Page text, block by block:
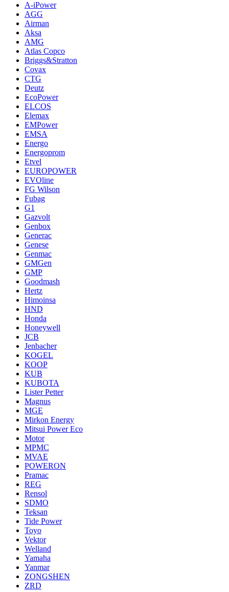
A-iPower
AGG
Airman
Aksa
AMG
Atlas Copco
Briggs&Stratton
Covax
CTG
Deutz
EcoPower
ELCOS
Elemax
EMPower
EMSA
Energo
Energoprom
Etvel
EUROPOWER
EVOline
FG Wilson
Fubag
G1
Gazvolt
Genbox
Generac
Genese
Genmac
GMGen
GMP
Goodmash
Hertz
Himoinsa
HND
Honda
Honeywell
JCB
Jenbacher
KOGEL
KOOP
KUB
KUBOTA
Lister Petter
Magnus
MGE
Mirkon Energy
Mitsui Power Eco
Motor
MPMC
MVAE
POWERON
Pramac
REG
Rensol
SDMO
Teksan
Tide Power
Toyo
Vektor
Welland
Yamaha
Yanmar
ZONGSHEN
ZRD